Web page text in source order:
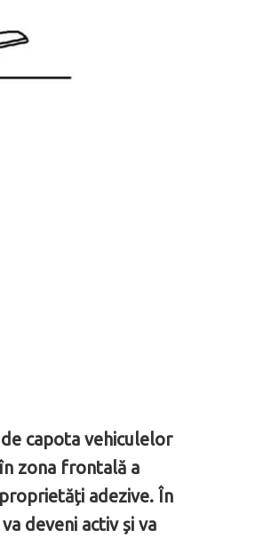
capota vehiculelor
zona frontală a
adezive. În
deveni activ și va